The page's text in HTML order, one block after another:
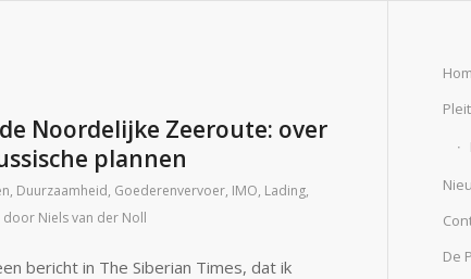
Noordelijke Zeeroute: over
plannen
, Duurzaamheid, Goederenvervoer, IMO, Lading,
door Niels van der Noll
bericht in The Siberian Times, dat ik
De